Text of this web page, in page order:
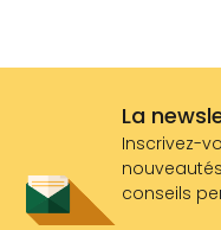
La
Inscrivez-
conseils